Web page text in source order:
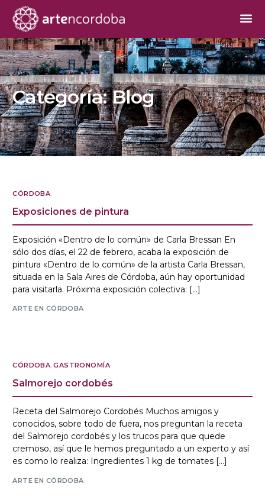
Categoría:Blog
CÓRDOBA
Exposiciones de pintura
Exposición «Dentro de lo común» de Carla Bressan En
sólo dos días, el 22 de febrero, acaba la exposición de
pintura «Dentro de lo común» de la artista Carla Bressan,
situada en la Sala Aires de Córdoba, aún hay oportunidad
para visitarla. Próxima exposición colectiva: […]
ARTE EN CÓRDOBA
CÓRDOBA,GASTRONOMÍA
Salmorejo cordobés
Receta del Salmorejo Cordobés Muchos amigos y
conocidos, sobre todo de fuera, nos preguntan la receta
del Salmorejo cordobés y los trucos para que quede
cremoso, así que le hemos preguntado a un experto y así
es como lo realiza: Ingredientes 1 kg de tomates […]
ARTE EN CÓRDOBA